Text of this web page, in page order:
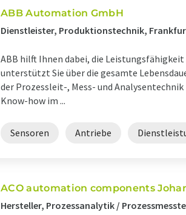
ABB Automation GmbH
Dienstleister, Produktionstechnik,
ABB hilft Ihnen dabei, die
unterstützt Sie über die gesamte
der Prozessleit-, Mess- und
Know-how im ...
Sensoren Antriebe
ACO automation components
Hersteller, Prozessanalytik /